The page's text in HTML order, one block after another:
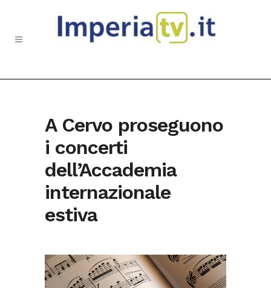
A Cervo proseguono
i concerti
dell’Accademia
internazionale
estiva